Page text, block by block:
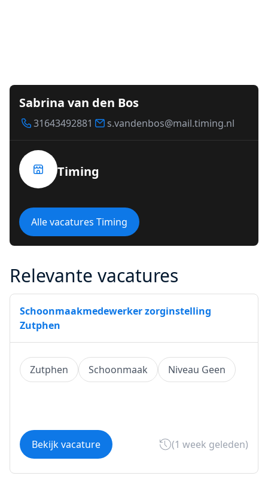
Sabrina van den Bos
31643492881 s.vandenbos@mail.timing.nl
Timing
Alle vacatures Timing
Relevante vacatures
Schoonmaakmedewerker zorginstelling
Zutphen
Zutphen Schoonmaak Niveau Geen
Bekijk vacature (1 week geleden)